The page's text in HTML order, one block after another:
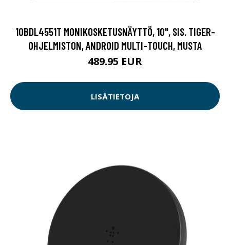
10BDL4551T MONIKOSKETUSNÄYTTÖ, 10", SIS. TIGER-
OHJELMISTON, ANDROID MULTI-TOUCH, MUSTA
489.95 EUR
LISÄTIETOJA